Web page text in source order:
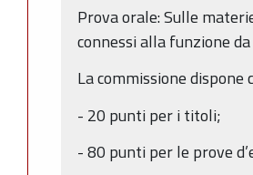
Prova orale: Sulle
connessi alla funzione
La commissione
- 20 punti per i titoli;
- 80 punti per le prove